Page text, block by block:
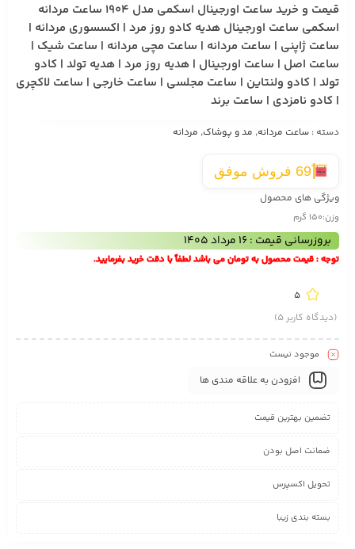
قیمت و خرید ساعت اورجینال اسکمی مدل 1904 ساعت مردانه
اسکمی ساعت اورجینال هدیه کادو روز مرد | اکسسوری مردانه |
ساعت ژاپنی | ساعت مردانه | ساعت مچی مردانه | ساعت شیک |
ساعت اصل | ساعت اورجینال | هدیه روز مرد | هدیه تولد | کادو
تولد | کادو ولنتاین | ساعت مجلسی | ساعت خارجی | ساعت لاکچری
| کادو نامزدی | ساعت برند
دسته : ساعت مردانه, مد و پوشاک, مردانه
69 فروش موفق
ویژگی های محصول
وزن:150 گرم
بروزرسانی قیمت : 16 مرداد 1405
توجه : قیمت محصول به تومان می باشد لطفاً با دقت خرید بفرمایید.
5
(دیدگاه کاربر5
)
موجود نیست
افزودن به علاقه مندی ها
تضمین بهترین قیمت
ضمانت اصل بودن
تحویل اکسپرس
بسته بندی زیبا